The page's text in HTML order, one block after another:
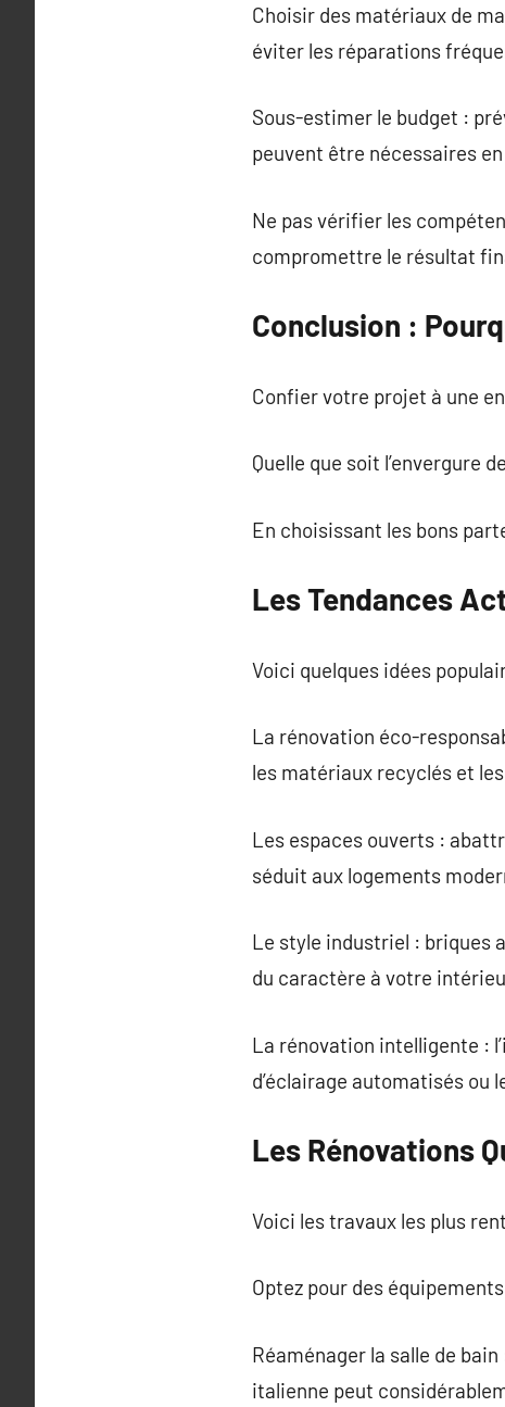
Choisir des matériaux de
éviter les réparations
Sous-estimer le budget :
peuvent être nécessaires
Ne pas vérifier les
compromettre le résultat
Conclusion :
Confier votre projet à une
Quelle que soit l’envergure
En choisissant les bons
Les Tendances
Voici quelques idées
La rénovation éco-
les matériaux recyclés et
Les espaces ouverts :
séduit aux logements
Le style industriel : briques
du caractère à votre
La rénovation intelligente :
d’éclairage automatisés
Les Rénovations
Voici les travaux les plus
Optez pour des
Réaménager la salle de
italienne peut